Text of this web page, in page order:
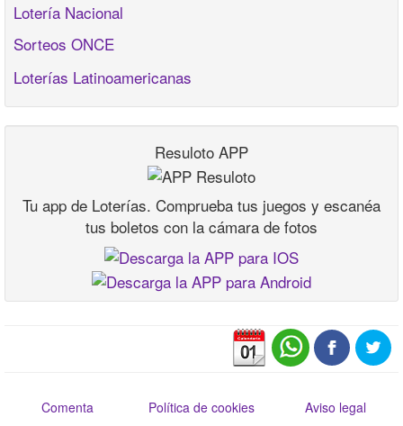
Lotería Nacional
Sorteos ONCE
Loterías Latinoamericanas
Resuloto APP
Tu app de Loterías. Comprueba tus juegos y escanéa
tus boletos con la cámara de fotos
Comenta Política de cookies Aviso legal